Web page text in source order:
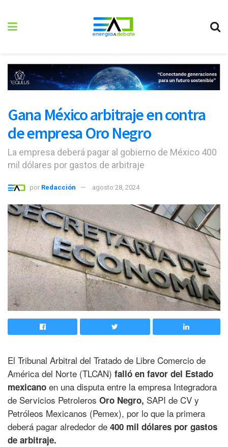
Gana México arbitraje en contra
de empresa Oro Negro
La empresa deberá pagar al gobierno de México 400
mil dólares por gastos de arbitraje
por Redacción agosto 28, 2024
El Tribunal Arbitral del Tratado de Libre Comercio de
América del Norte (TLCAN) falló en favor del Estado
mexicano en una disputa entre la empresa Integradora
de Servicios Petroleros Oro Negro, SAPI de CV y
Petróleos Mexicanos (Pemex), por lo que la primera
deberá pagar alrededor de 400 mil dólares por gastos
de arbitraje.